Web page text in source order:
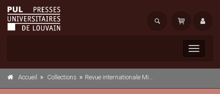
Toggle
Accueil Collections Revue internationale Michel Henry